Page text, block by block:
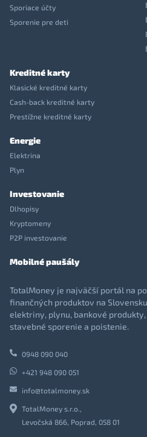
Sporiace účty
Sporenie pre deti
Kreditné karty
Klasické kreditné karty
Cash-back kreditné karty
Prestížne kreditné karty
Energie
Elektrina
Plyn
Investovanie
Dlhopisy
Kryptomeny
P2P investovanie
Mobilné paušály
TotalMoney je najväčší portál na
finančných produktov na
elektriny, plynu, bankové
stavebné sporenie a poistenie.
0948 090 040
+421 948 090 051
info@totalmoney.sk
TotalMoney s.r.o.,
Levočská 866, Poprad, 058 01